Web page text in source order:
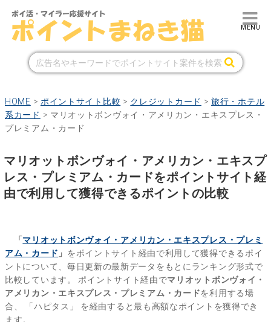
HOME > ポイントサイト比較 > クレジットカード >旅行・ホテル
系カード > マリオットボンヴォイ・アメリカン・エキスプレス・
プレミアム・カード
マリオットボンヴォイ・アメリカン・エキスプ
レス・プレミアム・カードをポイントサイト経
由で利用して獲得できるポイントの比較
「 マリオットボンヴォイ・アメリカン・エキスプレス・プレミ
アム・カード 」 をポイントサイト経由で利用して獲得できるポイ
ントについて、毎日更新の最新データをもとにランキング形式で
比較しています。 ポイントサイト経由でマリオットボンヴォイ・
アメリカン・エキスプレス・プレミアム・カードを利用する場
合、
「ハピタス」
を経由すると最も高額なポイントを獲得でき
ます。